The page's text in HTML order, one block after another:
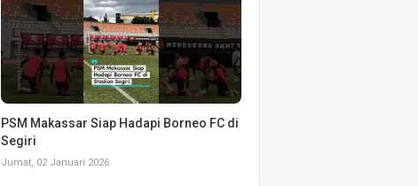
PSM Makassar Siap Hadapi Borneo FC di
Segiri
Jumat, 02 Januari 2026